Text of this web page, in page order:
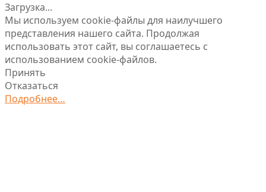
Загрузка...
Мы используем cookie-файлы для наилучшего
представления нашего сайта. Продолжая
использовать этот сайт, вы соглашаетесь с
использованием cookie-файлов.
Принять
Отказаться
Подробнее…